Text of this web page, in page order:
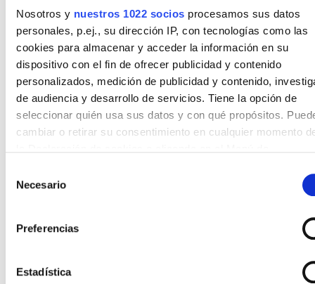
Nosotros y nuestros 1022 socios procesamos sus datos
personales, p.ej., su dirección IP, con tecnologías como las
cookies para almacenar y acceder la información en su
dispositivo con el fin de ofrecer publicidad y contenido
personalizados, medición de publicidad y contenido,
de audiencia y desarrollo de servicios. Tiene la opción de
seleccionar quién usa sus datos y con qué propósitos.
cambiar o retirar su consentimiento en cualquier momento
Recopilar información sobre su ubicación geográfica
puede tener una precisión de varios metros
buscar características específicas (huellas digitales)
Necesario
Preferencias
Estadística
Apellidos *
Teléfono *